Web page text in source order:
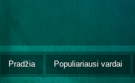
Pradžia Populiariausi vardai